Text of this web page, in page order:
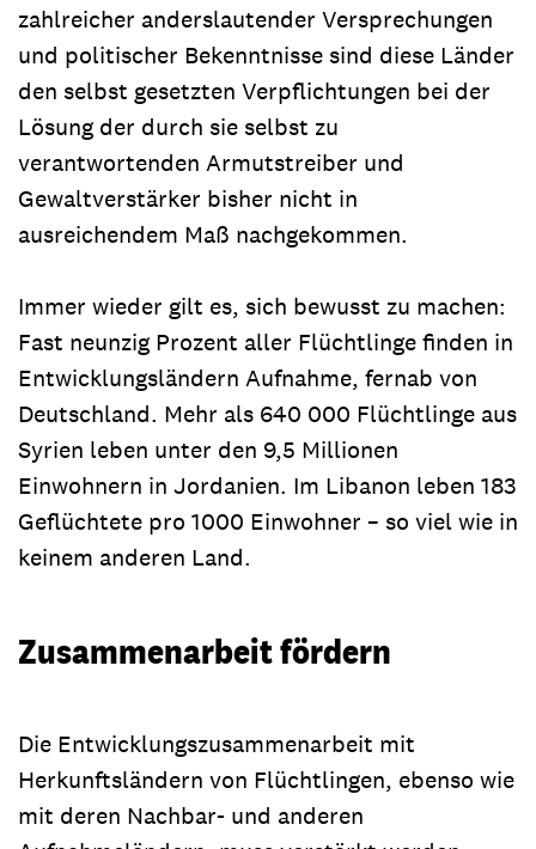
zahlreicher anderslautender Versprechungen
und politischer Bekenntnisse sind diese Länder
den selbst gesetzten Verpflichtungen bei der
Lösung der durch sie selbst zu
verantwortenden Armutstreiber und
Gewaltverstärker bisher nicht in
ausreichendem Maß nachgekommen.
Immer wieder gilt es, sich bewusst zu machen:
Fast neunzig Prozent aller Flüchtlinge finden in
Entwicklungsländern Aufnahme, fernab von
Deutschland. Mehr als 640 000 Flüchtlinge aus
Syrien leben unter den 9,5 Millionen
Einwohnern in Jordanien. Im Libanon leben 183
Geflüchtete pro 1000 Einwohner – so viel wie in
keinem anderen Land.
Zusammenarbeit fördern
Die Entwicklungszusammenarbeit mit
Herkunftsländern von Flüchtlingen, ebenso wie
mit deren Nachbar- und anderen